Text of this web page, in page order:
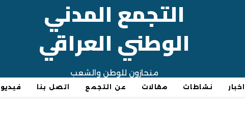
التجمع المدني
الوطني العراقي
منحازون للوطن والشعب
اخبار نشاطات مقالات عن التجمع اتصل بنا